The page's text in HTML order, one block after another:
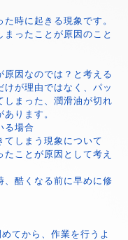
時に起きる現象です。
ったことが原因のこと
因なのでは？と考える
が理由ではなく、パッ
しまった、潤滑油が切れ
ります。
る場合
しまう現象について
ことが原因として考え
、酷くなる前に早めに修
てから、作業を行うよ